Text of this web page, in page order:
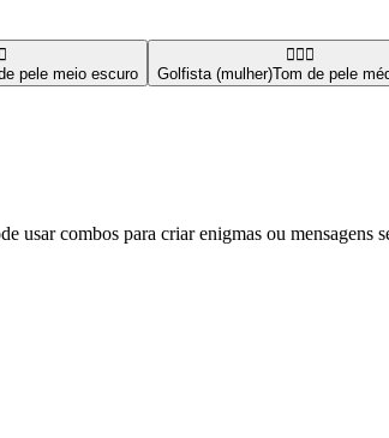
pele meio escuro
🏌🏼‍♀️
Golfista (mulher)Tom de pele
usar combos para criar enigmas ou mensagens